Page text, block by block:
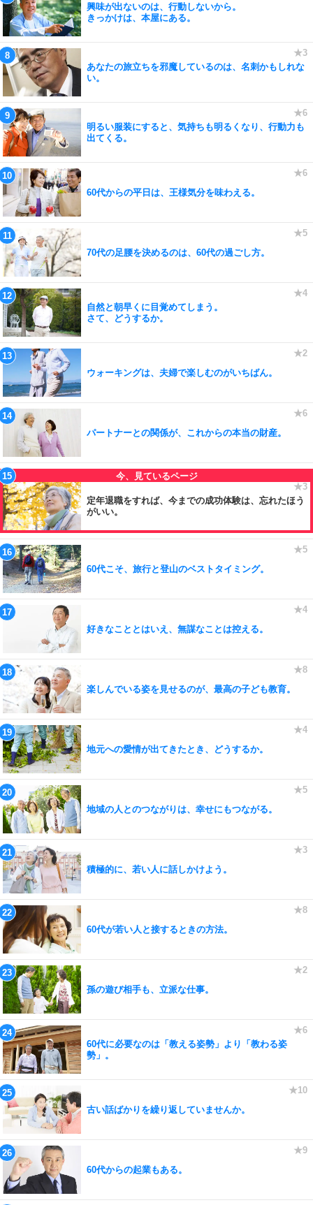
興味が出ないのは、行動しないから。
きっかけは、本屋にある。
あなたの旅立ちを邪魔しているのは、名刺かもしれな
い。
明るい服装にすると、気持ちも明るくなり、行動力も
出てくる。
60代からの平日は、王様気分を味わえる。
70代の足腰を決めるのは、60代の過ごし方。
自然と朝早くに目覚めてしまう。
さて、どうするか。
ウォーキングは、夫婦で楽しむのがいちばん。
パートナーとの関係が、これからの本当の財産。
定年退職をすれば、今までの成功体験は、忘れたほう
がいい。
60代こそ、旅行と登山のベストタイミング。
好きなこととはいえ、無謀なことは控える。
楽しんでいる姿を見せるのが、最高の子ども教育。
地元への愛情が出てきたとき、どうするか。
地域の人とのつながりは、幸せにもつながる。
積極的に、若い人に話しかけよう。
60代が若い人と接するときの方法。
孫の遊び相手も、立派な仕事。
60代に必要なのは「教える姿勢」より「教わる姿
勢」。
古い話ばかりを繰り返していませんか。
60代からの起業もある。